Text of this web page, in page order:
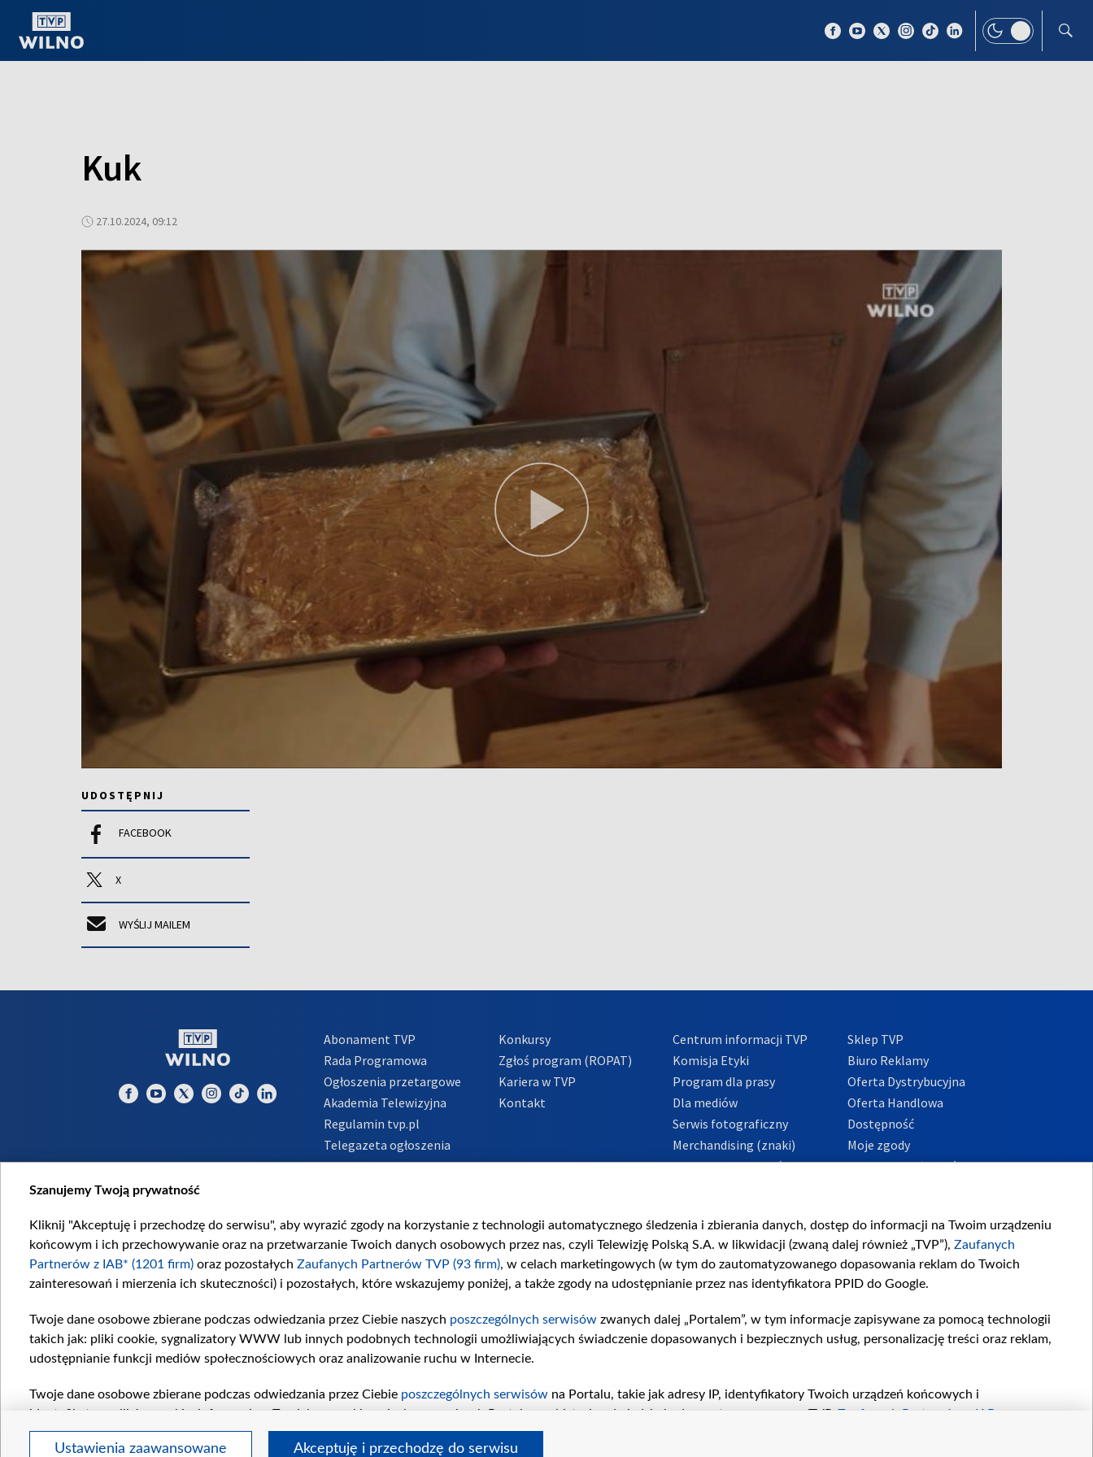
Kuk
27.10.2024, 09:12
UDOSTĘPNIJ
FACEBOOK
X
WYŚLIJ MAILEM
Abonament TVP
Rada Programowa
Ogłoszenia przetargowe
Akademia Telewizyjna
Regulamin tvp.pl
Telegazeta ogłoszenia
Informacje o nadawcy
Konkursy
Zgłoś program (ROPAT)
Kariera w TVP
Kontakt
Centrum informacji TVP
Komisja Etyki
Program dla prasy
Dla mediów
Serwis fotograficzny
Merchandising (znaki)
Polityka Prywatności
Sklep TVP
Biuro Reklamy
Oferta Dystrybucyjna
Oferta Handlowa
Dostępność
Moje zgody
Procedura zgłoszeń
Szanujemy Twoją prywatność
Kliknij "Akceptuję i przechodzę do serwisu", aby wyrazić zgody na korzystanie z technologii automatycznego śledzenia i zbierania danych, dostęp do informacji na Twoim urządzeniu
końcowym i ich przechowywanie oraz na przetwarzanie Twoich danych osobowych przez nas, czyli Telewizję Polską S.A. w likwidacji (zwaną dalej również „TVP”), Zaufanych
Partnerów z IAB* (1201 firm) oraz pozostałych Zaufanych Partnerów TVP (93 firm), w celach marketingowych (w tym do zautomatyzowanego dopasowania reklam do Twoich
zainteresowań i mierzenia ich skuteczności) i pozostałych, które wskazujemy poniżej, a także zgody na udostępnianie przez nas identyfikatora PPID do Google.
Twoje dane osobowe zbierane podczas odwiedzania przez Ciebie naszych poszczególnych serwisów zwanych dalej „Portalem”, w tym informacje zapisywane za pomocą technologii
takich jak: pliki cookie, sygnalizatory WWW lub innych podobnych technologii umożliwiających świadczenie dopasowanych i bezpiecznych usług, personalizację treści oraz reklam,
udostępnianie funkcji mediów społecznościowych oraz analizowanie ruchu w Internecie.
Twoje dane osobowe zbierane podczas odwiedzania przez Ciebie poszczególnych serwisów na Portalu, takie jak adresy IP, identyfikatory Twoich urządzeń końcowych i
identyfikatory plików cookie, informacje o Twoich wyszukiwaniach w serwisach Portalu czy historia odwiedzin będą przetwarzane przez TVP, Zaufanych Partnerów z IAB
pozostałychZaufanych Partnerów TVP
dla realizacji następujących celów i funkcji: przechowywania informacji na urządzeniu lub dostęp do nich, wyboru podstawowych reklam,
wyboru spersonalizowanych reklam, tworzenia profilu spersonalizowanych reklam, tworzenia profilu spersonalizowanych treści, wyboru spersonalizowanych treści, pomiaru
Ustawienia zaawansowane Akceptuję i przechodzę do serwisu